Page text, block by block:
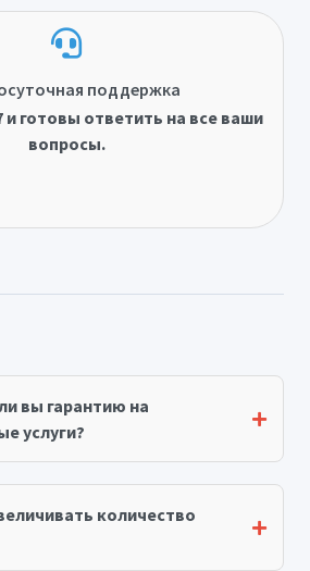
поддержка
и готовы ответить на все ваши
вопросы.
вы гарантию на
услуги?
количество